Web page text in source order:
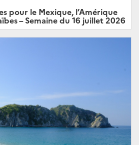
pour le Mexique, l’Amérique
– Semaine du 16 juillet 2026